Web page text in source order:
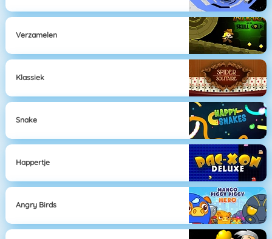
Verzamelen
Klassiek
Snake
Happertje
Angry Birds